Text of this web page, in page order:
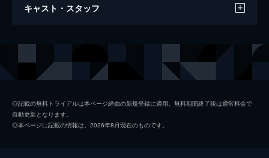
闘将！！拉麺男（劇場版）
キャスト・スタッフ
焼売（シューマイ） 松島みのり
◎記載の無料トライアルは本ページ経由の新規登録に適用。無料期間終了後は通常料金で
自動更新となります。
◎本ページに記載の情報は、2026年8月現在のものです。